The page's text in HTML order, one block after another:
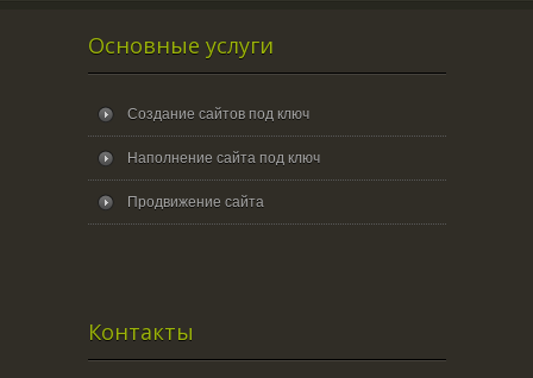
Основные услуги
Создание сайтов под ключ
Наполнение сайта под ключ
Продвижение сайта
Контакты